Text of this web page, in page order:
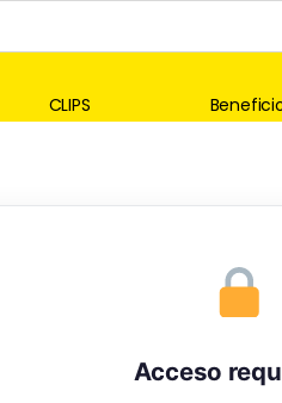
CLIPS
Acceso